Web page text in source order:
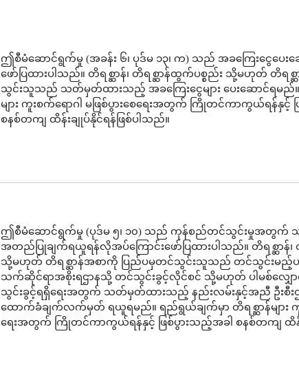
ဤစီမံဆောင်ရွက်မှု (အခန်း ၆၊ ပုဒ်မ ၁၃၊ က) သည် အခကြေးငွေပေး
ဖော်ပြထားပါသည်။ တိရစ္ဆာန်၊ တိရစ္ဆာန်ထွက်ပစ္စည်း သို့မဟုတ် တိရ
သွင်းသူသည် သတ်မှတ်ထားသည့် အခကြေးငွေများ ပေးဆောင်ရမည်။
များ ကူးစက်ရောဂါ မဖြစ်ပွားစေရေးအတွက် ကြိုတင်ကာကွယ်ရန်နှင့်
စနစ်တကျ ထိန်းချုပ်နိုင်ရန်ဖြစ်ပါသည်။
ဤစီမံဆောင်ရွက်မှု (ပုဒ်မ ၅၊ ၁၀) သည် ကုန်စည်တင်သွင်းမှုအတွက်
အတည်ပြုချက်ရယူရန်လိုအပ်ကြောင်းဖော်ပြထားပါသည်။ တိရစ္ဆာန်၊
သို့မဟုတ် တိရစ္ဆာန်အစာကို ပြည်ပမှတင်သွင်းသူသည် တင်သွင်းမည့်ပစ္
သက်ဆိုင်ရာအစိုးရဌာနသို့ တင်သွင်းခွင့်လိုင်စင် သို့မဟုတ် ပါမစ်လျှောက်
သွင်းခွင့်ရရှိရေးအတွက် သတ်မှတ်ထားသည့် နည်းလမ်းနှင့်အညီ ဦးစီး
ထောက်ခံချက်လက်မှတ် ရယူရမည်။ ရည်ရွယ်ချက်မှာ တိရစ္ဆာန်များ ကူး
ရေးအတွက် ကြိုတင်ကာကွယ်ရန်နှင့် ဖြစ်ပွားသည့်အခါ စနစ်တကျ ထိန်း